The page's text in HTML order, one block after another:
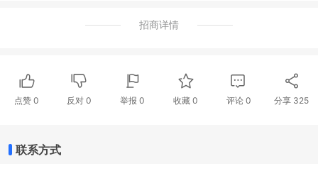
招商详情
点赞 0 反对0 举报 0 收藏 0 评论 0 分享 325
联系方式